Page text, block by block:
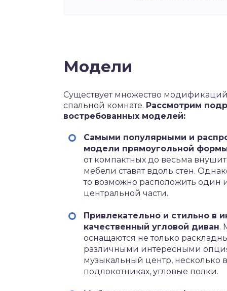
Модели
Существует множество
спальной комнате. Рассмотрим
востребованных моделей:
Самыми популярными и
модели прямоугольной
от компактных до весьма
мебели ставят вдоль стен.
то возможно расположить один
центральной части.
Привлекательно и стильно в
качественный угловой диван.
оснащаются не только
различными интересными
музыкальный центр, несколько
подлокотниках, угловые полки.